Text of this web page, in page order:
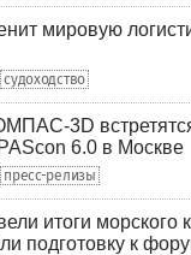
мировую
судоходство
3D
6.0 в Москве
пресс-релизы
итоги морского
подготовку к